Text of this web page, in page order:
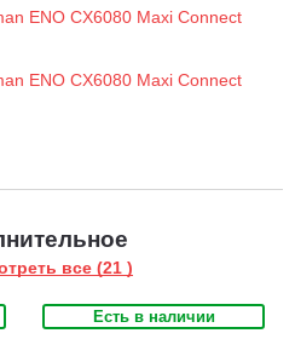
все (21 )
Есть в наличии